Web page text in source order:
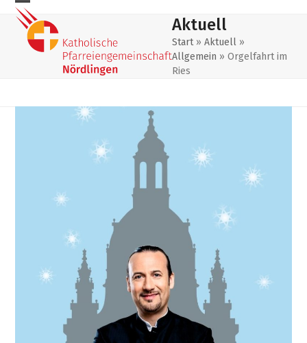
Skip
content
Mobiles
Menu
Mobiles
Menu
schließen
Aktuell
Start»Aktuell »
Allgemein »Orgelfahrt im
Ries